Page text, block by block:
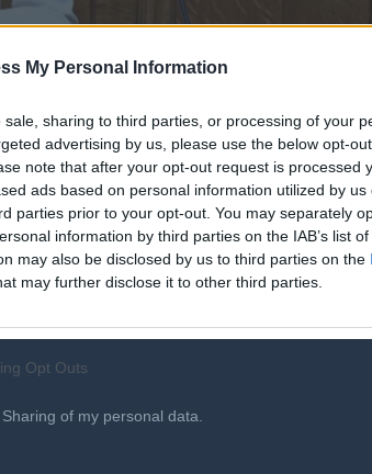
My Personal Information
sharing to third parties, or processing of your
advertising by us, please use the below opt-
note that after your opt-out request is processed
ads based on personal information utilized by us
parties prior to your opt-out. You may separately
information by third parties on the IAB’s list
may also be disclosed by us to third parties on the
may further disclose it to other third parties.
Opt Outs
of my personal data.
Φάμελλο για την απόφασή της.